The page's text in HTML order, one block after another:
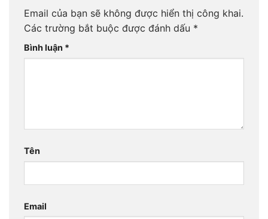
Email của bạn sẽ không được hiển thị công khai.
Các trường bắt buộc được đánh dấu *
Bình luận *
Tên
Email